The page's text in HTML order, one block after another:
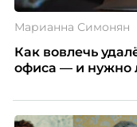
Марианна Симонян
Как вовлечь
офиса — и нужно